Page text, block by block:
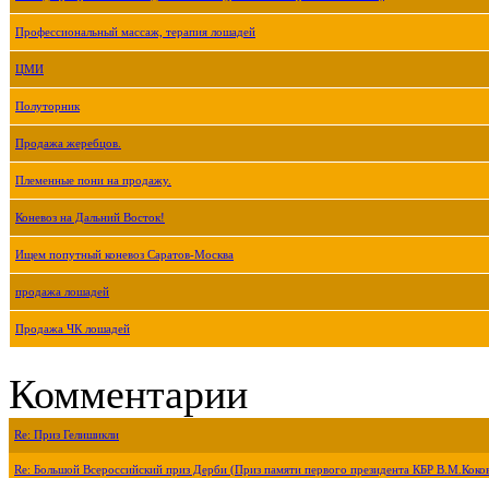
Профессиональный массаж, терапия лошадей
ЦМИ
Полуторник
Продажа жеребцов.
Племенные пони на продажу.
Коневоз на Дальний Восток!
Ищем попутный коневоз Саратов-Москва
продажа лошадей
Продажа ЧК лошадей
Комментарии
Re: Приз Гелишикли
Re: Большой Всероссийский приз Дерби (Приз памяти первого президента КБР